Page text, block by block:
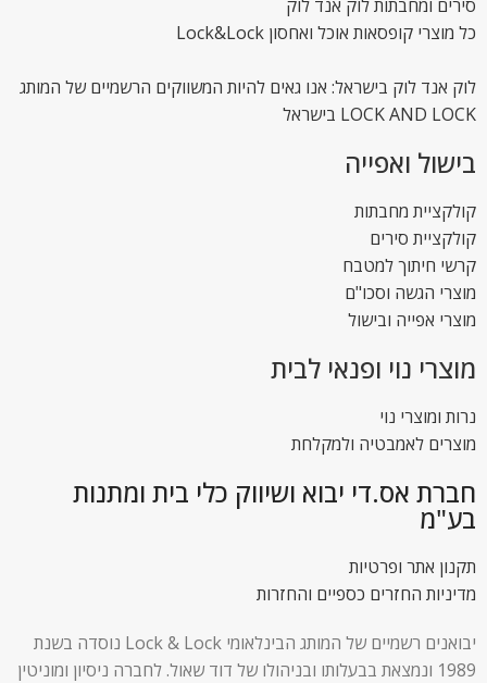
סירים ומחבתות לוק אנד לוק
כל מוצרי קופסאות אוכל ואחסון Lock&Lock
לוק אנד לוק בישראל: אנו גאים להיות המשווקים הרשמיים של המותג
LOCK AND LOCK בישראל
בישול ואפייה
קולקציית מחבתות
קולקציית סירים
קרשי חיתוך למטבח
מוצרי הגשה וסכו"ם
מוצרי אפייה ובישול
מוצרי נוי ופנאי לבית
נרות ומוצרי נוי
מוצרים לאמבטיה ולמקלחת
חברת אס.די יבוא ושיווק כלי בית ומתנות
בע"מ
תקנון אתר ופרטיות
מדיניות החזרים כספיים והחזרות
יבואנים רשמיים של המותג הבינלאומי Lock & Lock נוסדה בשנת
1989 ונמצאת בבעלותו ובניהולו של דוד שאול. לחברה ניסיון ומוניטין